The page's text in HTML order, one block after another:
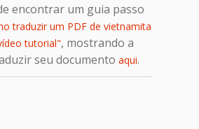
encontrar um guia passo
traduzir um PDF de vietnamita
tutorial", mostrando a
seu documento aqui.